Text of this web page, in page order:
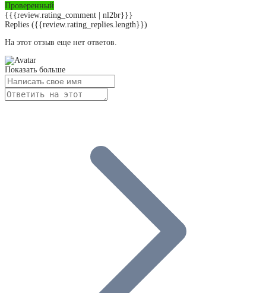
Проверенный
{{{review.rating_comment | nl2br}}}
Replies ({{review.rating_replies.length}})
На этот отзыв еще нет ответов.
Показать больше